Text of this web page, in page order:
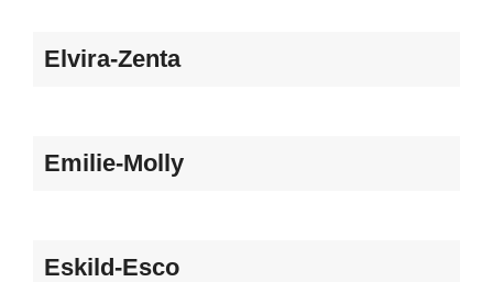
Elvira-Zenta
Emilie-Molly
Eskild-Esco